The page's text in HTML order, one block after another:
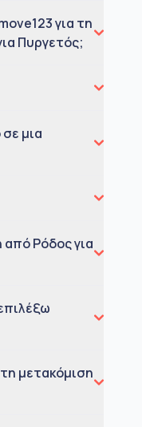
για τη
Πυργετός;
μια
από Ρόδος για
μετακόμιση